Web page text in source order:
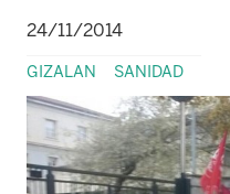
24/11/2014
GIZALAN SANIDAD